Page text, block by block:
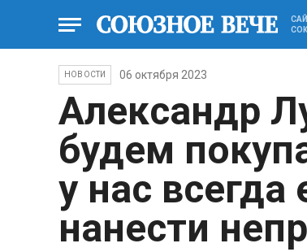
НОВОСТИ 06 октября 2023
Александр
будем
у нас
нанести